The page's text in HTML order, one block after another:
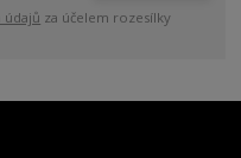
údajů za účelem rozesílky